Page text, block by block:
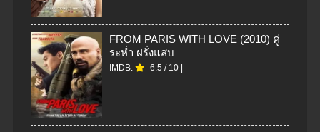
FROM PARIS WITH LOVE (2010) คู่
ระห่ำ ฝรั่งแสบ
IMDB: 6.5 / 10 |